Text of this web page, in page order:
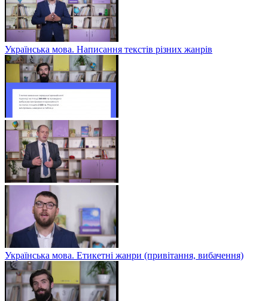
Українська мова. Написання текстів різних жанрів
Українська мова. Етикетні жанри (привітання, вибачення)